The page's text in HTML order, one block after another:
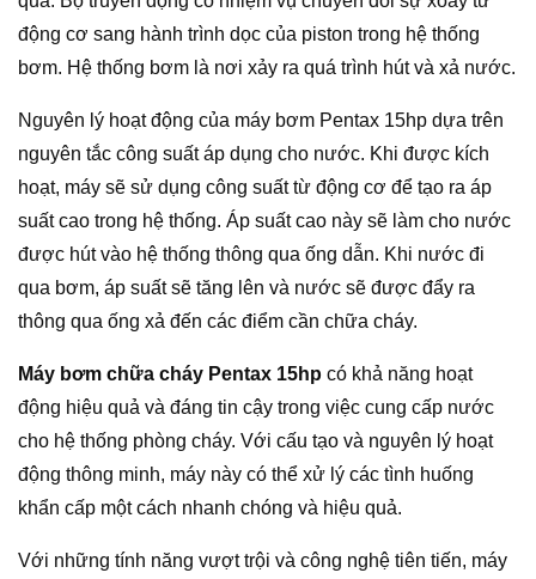
động cơ sang hành trình dọc của piston trong hệ thống
bơm. Hệ thống bơm là nơi xảy ra quá trình hút và xả nước.
Nguyên lý hoạt động của máy bơm Pentax 15hp dựa trên
nguyên tắc công suất áp dụng cho nước. Khi được kích
hoạt, máy sẽ sử dụng công suất từ động cơ để tạo ra áp
suất cao trong hệ thống. Áp suất cao này sẽ làm cho nước
được hút vào hệ thống thông qua ống dẫn. Khi nước đi
qua bơm, áp suất sẽ tăng lên và nước sẽ được đẩy ra
thông qua ống xả đến các điểm cần chữa cháy.
Máy bơm chữa cháy Pentax 15hp có khả năng hoạt
động hiệu quả và đáng tin cậy trong việc cung cấp nước
cho hệ thống phòng cháy. Với cấu tạo và nguyên lý hoạt
động thông minh, máy này có thể xử lý các tình huống
khẩn cấp một cách nhanh chóng và hiệu quả.
Với những tính năng vượt trội và công nghệ tiên tiến, máy